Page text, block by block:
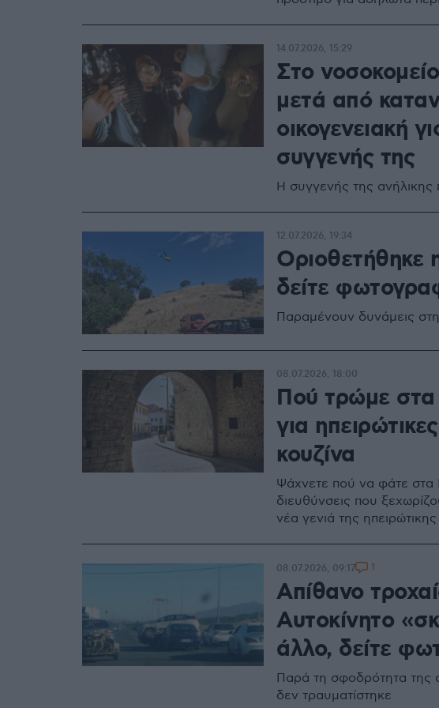
Στο
μετά από
οικογενειακή
συγγενής της
Η συγγενής της
14.07.2026, 15:29
Οριοθετήθηκε
δείτε
Παραμένουν δυνάμεις
12.07.2026, 19:34
Πού τρώμε στα
για
κουζίνα
Ψάχνετε πού να φάτε στα
διευθύνσεις που
νέα γενιά της
08.07.2026, 18:00
Απίθανο
Αυτοκίνητο
άλλο, δείτε
Παρά τη σφοδρότητα της
δεν τραυματίστηκε
08.07.2026, 09:17 1